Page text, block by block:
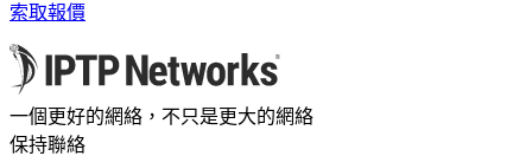
索取報價
一個更好的網絡，不只是更大的網絡
保持聯絡